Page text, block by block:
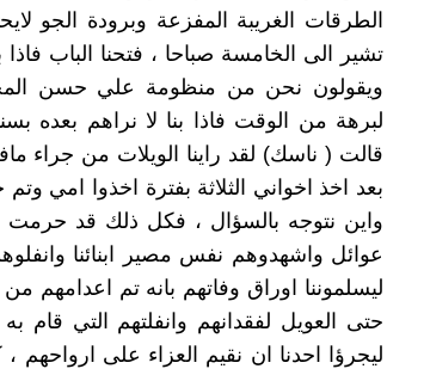
تشير الى الخامسة صباحا ، فتحنا الباب
ويقولون نحن من منظومة علي حسن
لبرهة من الوقت فاذا بنا لا نراهم بعده
قالت ( ناسك) لقد راينا الويلات من جراء
بعد اخذ اخواني الثلاثة بفترة اخذوا امي
واين نتوجه بالسؤال ، فكل ذلك قد حرمت
عوائل واشهدوهم نفس مصير ابنائنا
ليسلموننا اوراق وفاتهم بانه تم اعدامهم
حتى العويل لفقدانهم وانفلتهم التي
ليجرؤا احدنا ان نقيم العزاء على ارواحهم